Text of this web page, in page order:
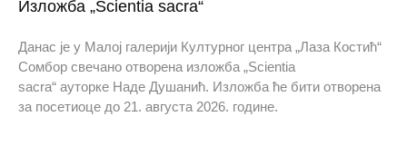
Изложба „Scientia sacra“
Данас је у Малој галерији Културног центра „Лаза Костић“
Сомбор свечано отворена изложба „Scientia
sacra“ ауторке Наде Душанић. Изложба ће бити отворена
за посетиоце до 21. августа 2026. године.